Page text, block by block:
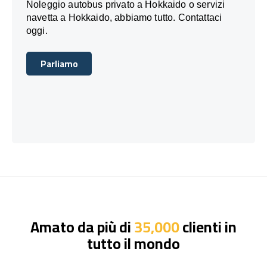
Noleggio autobus privato a Hokkaido o servizi
navetta a Hokkaido, abbiamo tutto. Contattaci
oggi.
Parliamo
Parliamo
Amato da più di35,000clienti in
tutto il mondo